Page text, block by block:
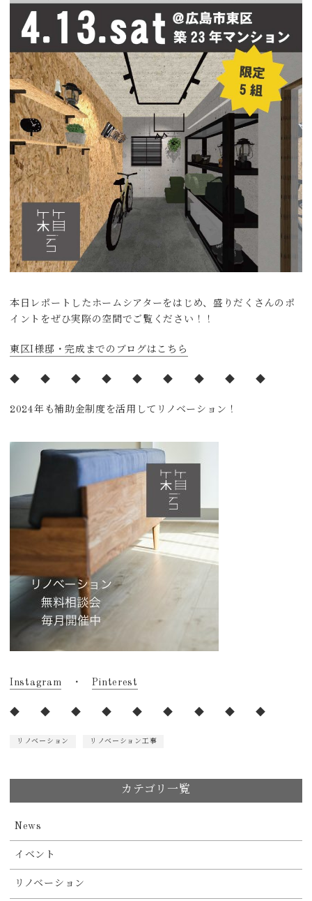
本日レポートしたホームシアターをはじめ、盛りだくさんのポ
イントをぜひ実際の空間でご覧ください！！
東区I様邸・完成までのブログはこちら
◆ ◆ ◆ ◆ ◆ ◆ ◆ ◆ ◆
2024年も補助金制度を活用してリノベーション！
Instagram ・Pinterest
◆ ◆ ◆ ◆ ◆ ◆ ◆ ◆ ◆
リノベーション リノベーション工事
カテゴリ一覧
News
イベント
リノベーション